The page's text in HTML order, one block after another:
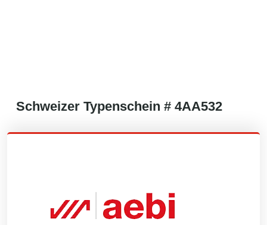
Schweizer Typenschein # 4AA532